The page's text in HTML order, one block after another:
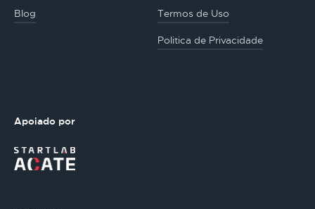
Blog Termos de Uso
Politica de Privacidade
Apoiado por